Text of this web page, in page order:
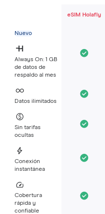
eSIM Holafly
Nuevo
Always On: 1 GB
de datos de
respaldo al mes
Datos ilimitados
Sin tarifas
ocultas
Conexión
instantánea
Cobertura
rápida y
confiable